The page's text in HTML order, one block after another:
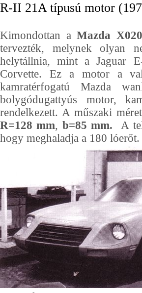
R-II 21A típusú motor
Kimondottan aMazda
tervezték, melynek olyan
helytállnia, mint a Jaguar
Corvette. Ez a motor a
kamratérfogatú Mazda
bolygódugattyús motor,
rendelkezett. A műszaki
R=128 mm, b=85 mm.A
hogy meghaladja a 180 lóerőt.